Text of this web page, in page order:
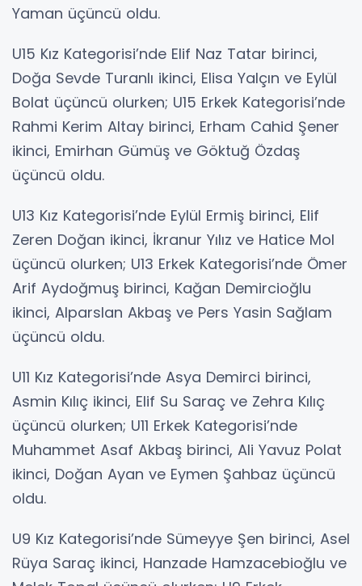
Yaman üçüncü oldu.
U15 Kız Kategorisi’nde Elif Naz Tatar birinci,
Doğa Sevde Turanlı ikinci, Elisa Yalçın ve Eylül
Bolat üçüncü olurken; U15 Erkek Kategorisi’nde
Rahmi Kerim Altay birinci, Erham Cahid Şener
ikinci, Emirhan Gümüş ve Göktuğ Özdaş
üçüncü oldu.
U13 Kız Kategorisi’nde Eylül Ermiş birinci, Elif
Zeren Doğan ikinci, İkranur Yılız ve Hatice Mol
üçüncü olurken; U13 Erkek Kategorisi’nde Ömer
Arif Aydoğmuş birinci, Kağan Demircioğlu
ikinci, Alparslan Akbaş ve Pers Yasin Sağlam
üçüncü oldu.
U11 Kız Kategorisi’nde Asya Demirci birinci,
Asmin Kılıç ikinci, Elif Su Saraç ve Zehra Kılıç
üçüncü olurken; U11 Erkek Kategorisi’nde
Muhammet Asaf Akbaş birinci, Ali Yavuz Polat
ikinci, Doğan Ayan ve Eymen Şahbaz üçüncü
oldu.
U9 Kız Kategorisi’nde Sümeyye Şen birinci, Asel
Rüya Saraç ikinci, Hanzade Hamzacebioğlu ve